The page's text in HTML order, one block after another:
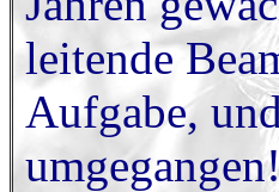
leitende
Aufgabe,